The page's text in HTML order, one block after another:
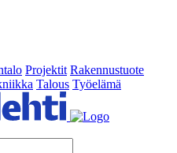
Projektit Rakennustuote
Talous Työelämä